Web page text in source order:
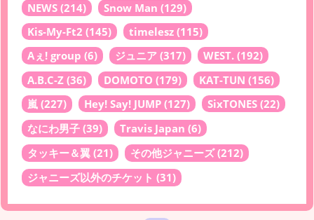
NEWS (214) Snow Man (129)
Kis-My-Ft2 (145) timelesz (115)
Aぇ! group (6) ジュニア (317) WEST. (192)
A.B.C-Z (36) DOMOTO (179) KAT-TUN (156)
嵐 (227) Hey! Say! JUMP (127) SixTONES (22)
なにわ男子 (39) Travis Japan (6)
タッキー＆翼 (21) その他ジャニーズ(212)
ジャニーズ以外のチケット (31)